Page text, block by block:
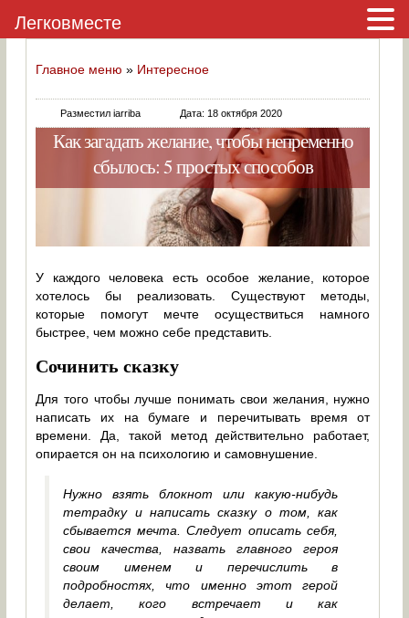
Главное меню » Интересное
Разместил iarriba Дата: 18 октября 2020
Как загадать желание, чтобы непременно
сбылось: 5 простых способов
У каждого человека есть особое желание, которое
хотелось бы реализовать. Существуют методы,
которые помогут мечте осуществиться намного
быстрее, чем можно себе представить.
Сочинить сказку
Для того чтобы лучше понимать свои желания, нужно
написать их на бумаге и перечитывать время от
времени. Да, такой метод действительно работает,
опирается он на психологию и самовнушение.
Нужно взять блокнот или какую-нибудь
тетрадку и написать сказку о том, как
сбывается мечта. Следует описать себя,
свои качества, назвать главного героя
своим именем и перечислить в
подробностях, что именно этот герой
делает, кого встречает и как
Легковместе